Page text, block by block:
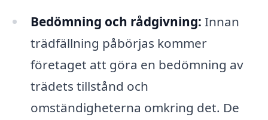
Bedömning och rådgivning: Innan
trädfällning påbörjas kommer
företaget att göra en bedömning av
trädets tillstånd och
omständigheterna omkring det. De